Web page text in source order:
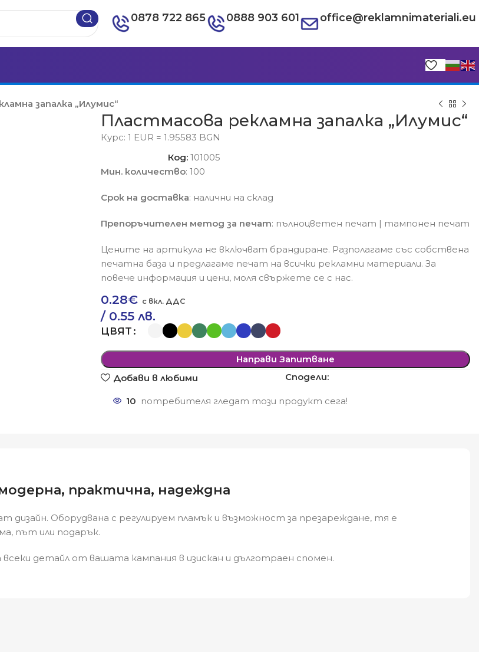
0878 722 865 0888 903 601 office@reklamnimateriali.eu
запалка „Илумис“
Пластмасова рекламна запалка „Илумис“
Курс: 1 EUR = 1.95583 BGN
Код: 101005
Мин. количество: 100
Срок на доставка: налични на склад
Препоръчителен метод за печат: пълноцветен печат | тампонен печат
Цените на артикула не включват брандиране. Разполагаме със собствена
печатна база и предлагаме печат на всички рекламни материали. За
повече информация и цени, моля свържете се с нас.
0.28€
/ 0.55 лв.
ЦВЯТ
Направи Запитване
Добави в любими
Сподели:
10 потребителя гледат този продукт сега!
практична, надеждна
дизайн. Оборудвана с регулируем пламък и възможност за презареждане, тя е
път или подарък.
всеки детайл от вашата кампания в изискан и дълготраен спомен.